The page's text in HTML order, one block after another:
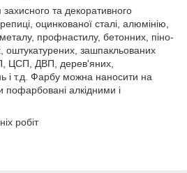
та декоративного
оцинкованої сталі, алюмінію,
профнастилу, бетонних, піно-
оштукатурених, зашпакльованих
ЦСП, ДВП, дерев'яних,
і т.д. Фарбу можна наносити на
пофарбовані алкідними і
робіт